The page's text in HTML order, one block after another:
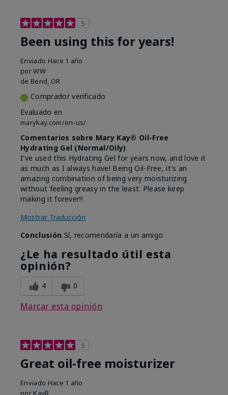
5
Been using this for years!
Enviado Hace 1 año
porWW
de Bend, OR
Comprador verificado
Evaluado en
marykay.com/en-us/
Comentarios sobre Mary Kay® Oil-Free
Hydrating Gel (Normal/Oily)
I've used this Hydrating Gel for years now, and love it
as much as I always have! Being Oil-Free, it's an
amazing combination of being very moisturizing
without feeling greasy in the least. Please keep
making it forever!!
Mostrar Traducción
Conclusión Sí, recomendaría a un amigo
¿Le ha resultado útil esta
opinión?
4 0
Marcar esta opinión
5
Great oil-free moisturizer
Enviado Hace 1 año
por KayR